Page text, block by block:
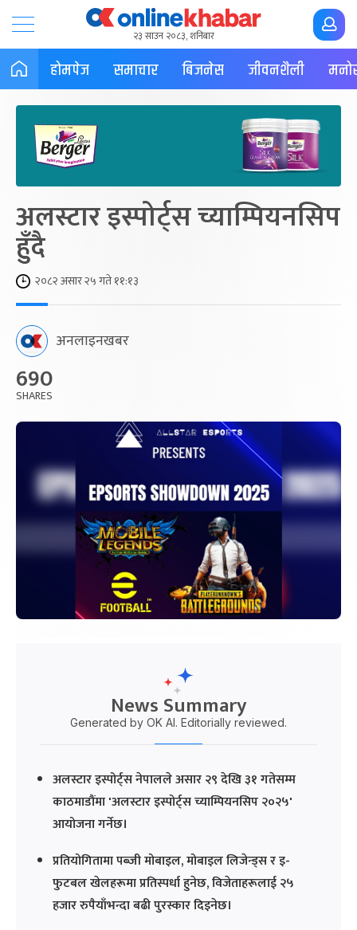
२३ साउन २०८३, शनिबार
होमपेज समाचार बिजनेस जीवनशैली
अलस्टार इस्पोर्ट्स च्याम्पियनसिप
हुँदै
२०८२ असार २५ गते ११:१३
अनलाइनखबर
690
SHARES
News Summary
Generated by OK AI. Editorially reviewed.
अलस्टार इस्पोर्ट्स नेपालले असार २९ देखि ३१ गतेसम्म
काठमाडौंमा 'अलस्टार इस्पोर्ट्स च्याम्पियनसिप २०२५'
आयोजना गर्नेछ।
प्रतियोगितामा पब्जी मोबाइल, मोबाइल लिजेन्ड्स र इ-
फुटबल खेलहरूमा प्रतिस्पर्धा हुनेछ, विजेताहरूलाई २५
हजार रुपैयाँभन्दा बढी पुरस्कार दिइनेछ।